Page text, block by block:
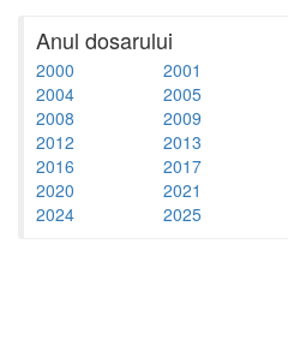
Anul dosarului
2000 2001
2004
2005
2008
2009
2012
2013
2016
2017
2020
2021
2024
2025